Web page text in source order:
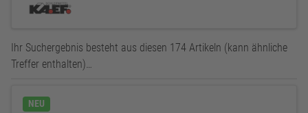
Ihr Suchergebnis besteht aus diesen 174 Artikeln (kann ähnliche
Treffer enthalten)…
NEU